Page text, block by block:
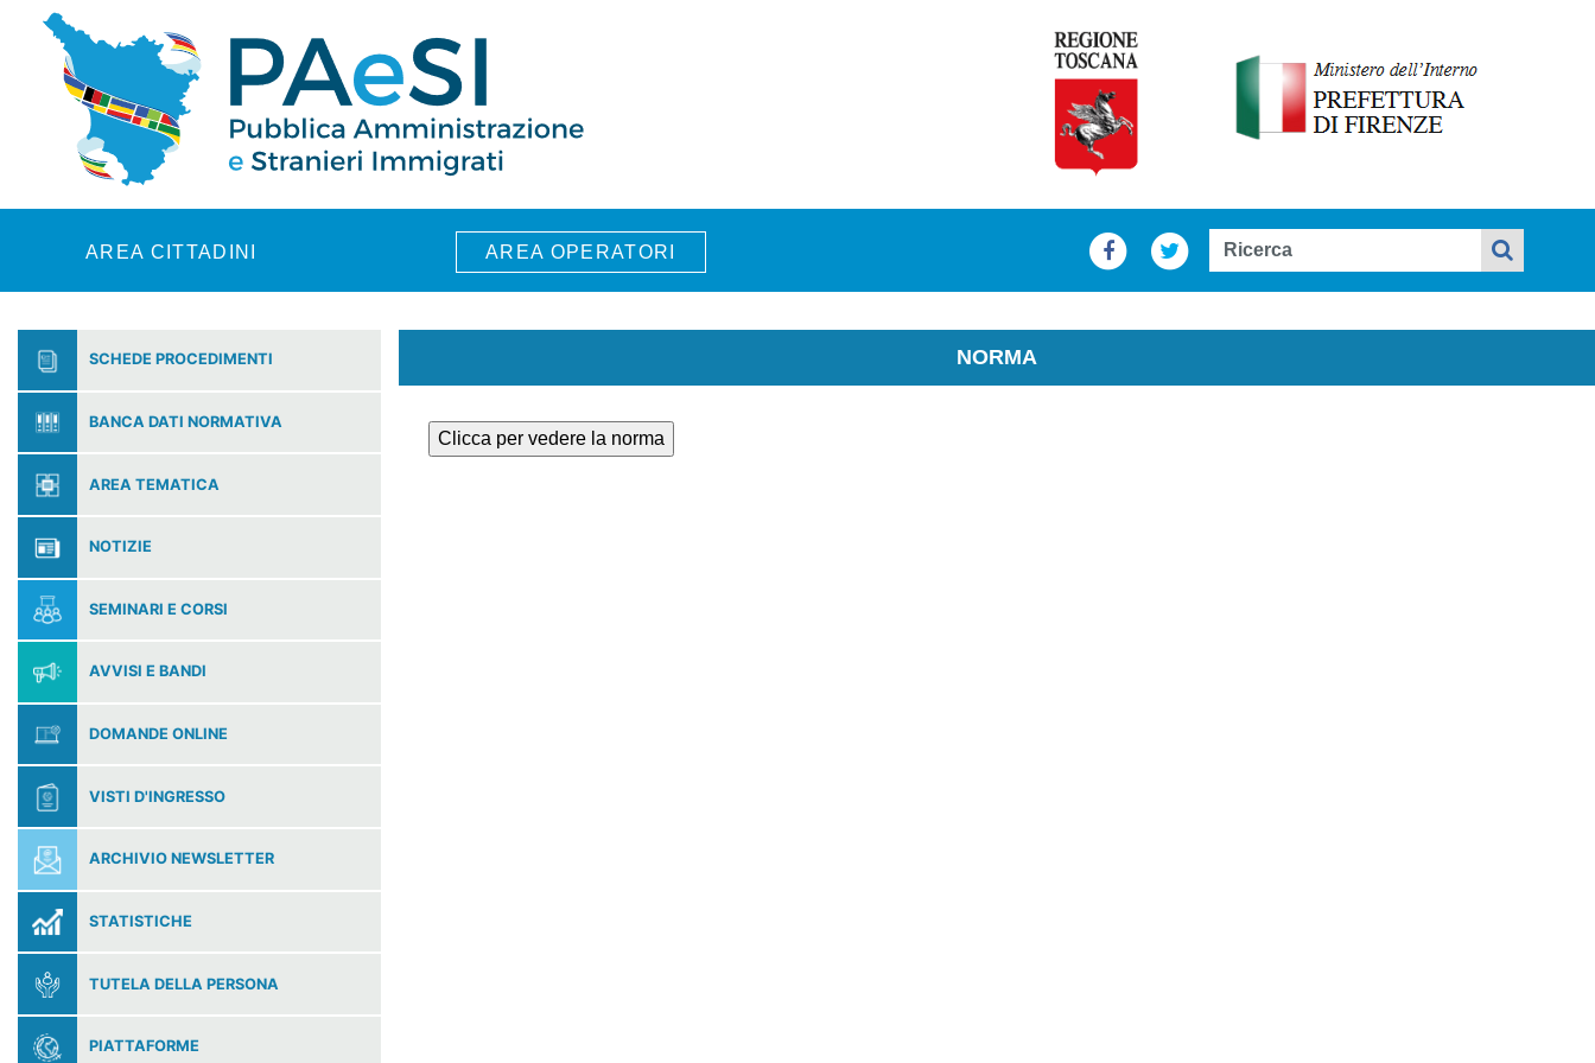
Skip to main content
AREA CITTADINI AREA OPERATORI
SCHEDE PROCEDIMENTI
BANCA DATI NORMATIVA
AREA TEMATICA
NOTIZIE
SEMINARI E CORSI
AVVISI E BANDI
DOMANDE ONLINE
VISTI D'INGRESSO
ARCHIVIO NEWSLETTER
STATISTICHE
TUTELA DELLA PERSONA
PIATTAFORME
NORMA
Clicca per vedere la norma